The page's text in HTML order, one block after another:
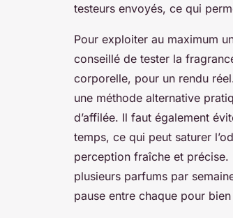
testeurs envoyés, ce qui
Pour exploiter au maximum
conseillé de tester la
corporelle, pour un rendu
une méthode alternative
d’affilée. Il faut également
temps, ce qui peut saturer
perception fraîche et
plusieurs parfums par
pause entre chaque pour